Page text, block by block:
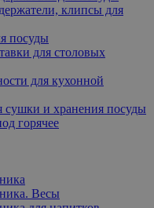
клипсы для
посуды
для столовых
для кухонной
сушки и хранения посуды
горячее
Весы